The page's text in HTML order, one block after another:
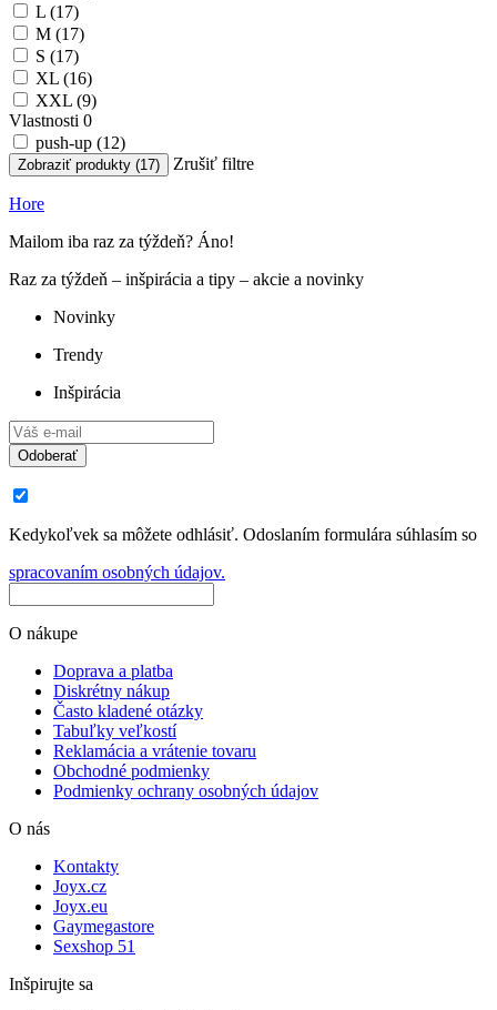
L (17)
M (17)
S (17)
XL (16)
XXL (9)
Vlastnosti 0
push-up (12)
Zobraziť produkty (17) Zrušiť filtre
Hore
Mailom iba raz za týždeň? Áno!
Raz za týždeň – inšpirácia a tipy – akcie a novinky
Novinky
Trendy
Inšpirácia
Odoberať
Kedykoľvek sa môžete odhlásiť. Odoslaním formulára súhlasím so
spracovaním osobných údajov.
O nákupe
Doprava a platba
Diskrétny nákup
Často kladené otázky
Tabuľky veľkostí
Reklamácia a vrátenie tovaru
Obchodné podmienky
Podmienky ochrany osobných údajov
O nás
Kontakty
Joyx.cz
Joyx.eu
Gaymegastore
Sexshop 51
Inšpirujte sa